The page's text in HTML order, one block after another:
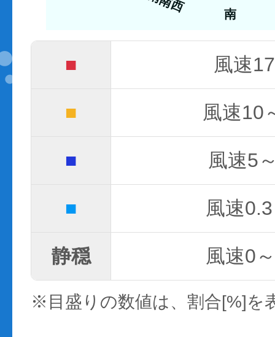
南
■ 風速
■ 風速10
■ 風速5
■ 風速
静穏 風速0
※目盛りの数値は、割合[%]を